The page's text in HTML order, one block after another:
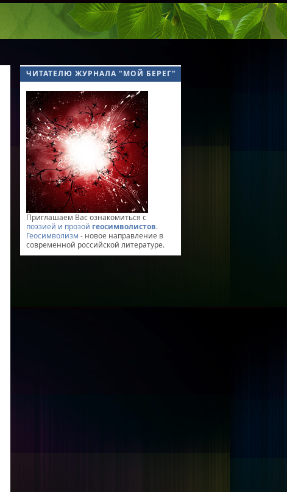
ЧИТАТЕЛЮ ЖУРНАЛА "МОЙ БЕРЕГ"
Приглашаем Вас ознакомиться с
поэзией и прозой геосимволистов.
Геосимволизм - новое направление в
современной российской литературе.